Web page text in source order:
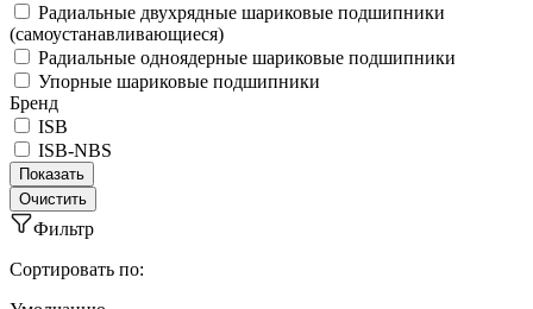
Радиальные двухрядные шариковые подшипники
(самоустанавливающиеся)
Радиальные одноядерные шариковые подшипники
Упорные шариковые подшипники
Бренд
ISB
ISB-NBS
Фильтр
Сортировать по: